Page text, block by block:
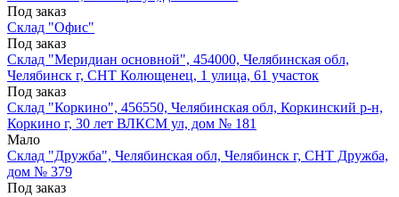
Под заказ
Склад "Офис"
Под заказ
Склад "Меридиан основной", 454000, Челябинская обл,
Челябинск г, СНТ Колющенец, 1 улица, 61 участок
Под заказ
Склад "Коркино", 456550, Челябинская обл, Коркинский р-н,
Коркино г, 30 лет ВЛКСМ ул, дом № 181
Мало
Склад "Дружба", Челябинская обл, Челябинск г, СНТ Дружба,
дом № 379
Под заказ